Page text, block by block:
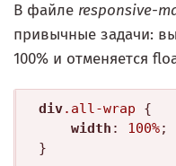
В файле responsive-
привычные задачи:
100% и отменяется
div.all-wrap {
width : 100%;
}